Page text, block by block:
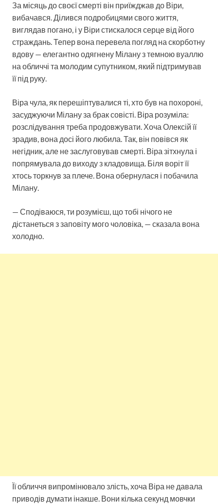
За місяць до своєї смерті він приїжджав до Віри,
вибачався. Ділився подробицями свого життя,
виглядав погано, і у Віри стискалося серце від його
страждань. Тепер вона перевела погляд на скорботну
вдову — елегантно одягнену Мілану з темною вуаллю
на обличчі та молодим супутником, який підтримував
її під руку.
Віра чула, як перешіптувалися ті, хто був на похороні,
засуджуючи Мілану за брак совісті. Віра розуміла:
розслідування треба продовжувати. Хоча Олексій її
зрадив, вона досі його любила. Так, він повівся як
негідник, але не заслуговував смерті. Віра зітхнула і
попрямувала до виходу з кладовища. Біля воріт її
хтось торкнув за плече. Вона обернулася і побачила
Мілану.
— Сподіваюся, ти розумієш, що тобі нічого не
дістанеться з заповіту мого чоловіка, — сказала вона
холодно.
Її обличчя випромінювало злість, хоча Віра не давала
приводів думати інакше. Вони кілька секунд мовчки